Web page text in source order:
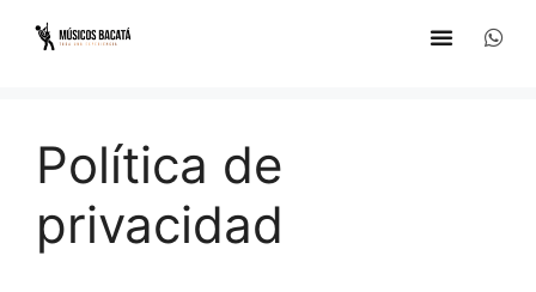
Política de
privacidad